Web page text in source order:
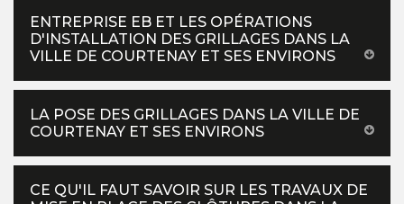
ENTREPRISE EB ET LES OPÉRATIONS
D'INSTALLATION DES GRILLAGES DANS LA
VILLE DE COURTENAY ET SES ENVIRONS
LA POSE DES GRILLAGES DANS LA VILLE DE
COURTENAY ET SES ENVIRONS
CE QU'IL FAUT SAVOIR SUR LES TRAVAUX DE